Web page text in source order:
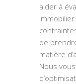
aider à
de
matière
Nous